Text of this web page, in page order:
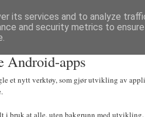
Android-apps
et nytt verktøy, som gjør utvikling av
i bruk at alle, uten bakgrunn med
its services and to analyze
and security metrics to